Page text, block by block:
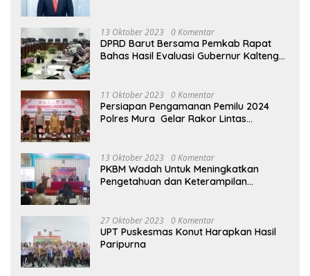
13 Oktober 2023 0 Komentar
DPRD Barut Bersama Pemkab Rapat
Bahas Hasil Evaluasi Gubernur Kalteng
11 Oktober 2023 0 Komentar
Persiapan Pengamanan Pemilu 2024
Polres Mura Gelar Rakor Lintas
13 Oktober 2023 0 Komentar
PKBM Wadah Untuk Meningkatkan
Pengetahuan dan Keterampilan
27 Oktober 2023 0 Komentar
UPT Puskesmas Konut Harapkan Hasil
Paripurna